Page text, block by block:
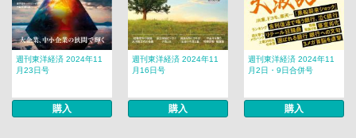
週刊東洋経済 2024年11
月23日号
購入
週刊東洋経済 2024年11
月16日号
購入
週刊東洋経済 2024年11
月2日・9日合併号
購入